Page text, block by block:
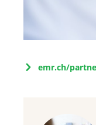
emr.ch/